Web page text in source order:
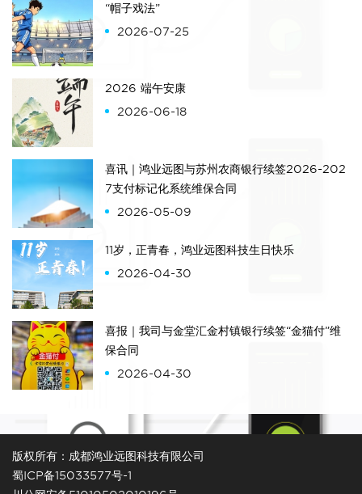
“帽子戏法”
2026-07-25
2026 端午安康
2026-06-18
喜讯｜鸿业远图与苏州农商银行续签2026-202
7支付标记化系统维保合同
2026-05-09
11岁，正青春，鸿业远图科技生日快乐
2026-04-30
喜报｜我司与金堂汇金村镇银行续签“金猫付”维
保合同
2026-04-30
版权所有：成都鸿业远图科技有限公司
蜀ICP备15033577号-1